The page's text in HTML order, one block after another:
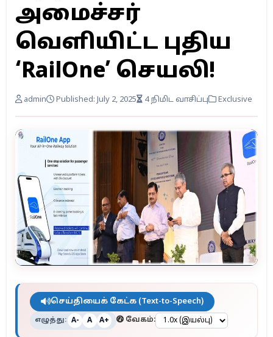
அமைச்சர்
வெளியிட்ட புதிய
‘RailOne’ செயலி!
admin Published: July 2, 2025 4 நிமிட வாசிப்பு Exclusive
செய்தியைக் கேட்க (Text-to-Speech)
எழுத்து: A- A A+ வேகம்: